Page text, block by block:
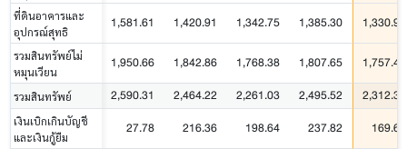
ที่ดินอาคารและ
อุปกรณ์สุทธิ
1,581.61 1,420.91 1,342.75 1,385.30 1,330.99
รวมสินทรัพย์ไม่
หมุนเวียน
1,950.66 1,842.86 1,768.38 1,807.65 1,757.40
รวมสินทรัพย์ 2,590.31 2,464.22 2,261.03 2,495.52 2,312.36
เงินเบิกเกินบัญชี
และเงินกู้ยืม
27.78 216.36 198.64 237.82 169.64